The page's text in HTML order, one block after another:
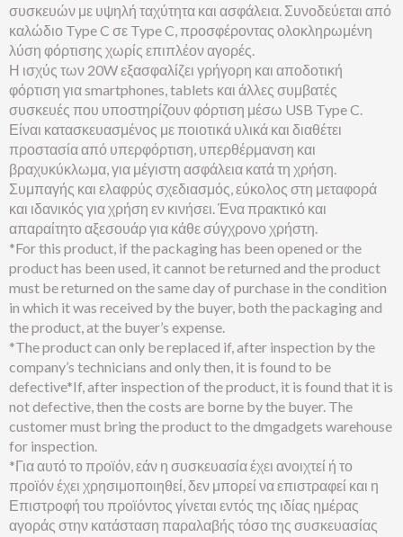
συσκευών με υψηλή ταχύτητα και ασφάλεια. Συνοδεύεται από
καλώδιο Type C σε Type C, προσφέροντας ολοκληρωμένη
λύση φόρτισης χωρίς επιπλέον αγορές.
Η ισχύς των 20W εξασφαλίζει γρήγορη και αποδοτική
φόρτιση για smartphones, tablets και άλλες συμβατές
συσκευές που υποστηρίζουν φόρτιση μέσω USB Type C.
Είναι κατασκευασμένος με ποιοτικά υλικά και διαθέτει
προστασία από υπερφόρτιση, υπερθέρμανση και
βραχυκύκλωμα, για μέγιστη ασφάλεια κατά τη χρήση.
Συμπαγής και ελαφρύς σχεδιασμός, εύκολος στη μεταφορά
και ιδανικός για χρήση εν κινήσει. Ένα πρακτικό και
απαραίτητο αξεσουάρ για κάθε σύγχρονο χρήστη.
*For this product, if the packaging has been opened or the
product has been used, it cannot be returned and the product
must be returned on the same day of purchase in the condition
in which it was received by the buyer, both the packaging and
the product, at the buyer’s expense.
*The product can only be replaced if, after inspection by the
company’s technicians and only then, it is found to be
defective*If, after inspection of the product, it is found that it is
not defective, then the costs are borne by the buyer. The
customer must bring the product to the dmgadgets warehouse
for inspection.
*Για αυτό το προϊόν, εάν η συσκευασία έχει ανοιχτεί ή το
προϊόν έχει χρησιμοποιηθεί, δεν μπορεί να επιστραφεί και η
Επιστροφή του προϊόντος γίνεται εντός της ιδίας ημέρας
αγοράς στην κατάσταση παραλαβής τόσο της συσκευασίας